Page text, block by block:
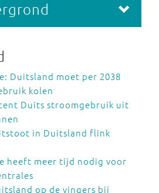
Duitsland moet per 2038
kolen
Duits stroomgebruik uit
in Duitsland flink
heeft meer tijd nodig voor
op de vingers bij